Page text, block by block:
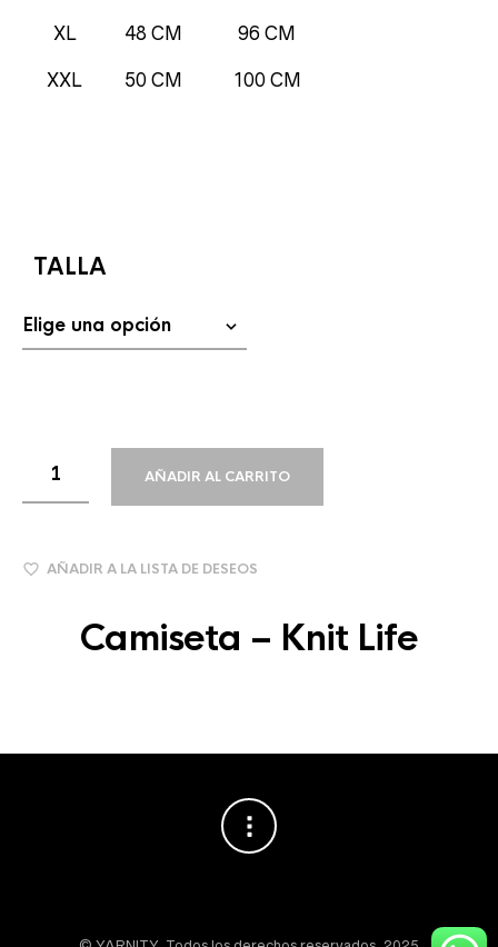
Camiseta – Knit Life
XL 48 CM 96 CM
XXL 50 CM 100 CM
TALLA
AÑADIR AL CARRITO
AÑADIR A LA LISTA DE DESEOS